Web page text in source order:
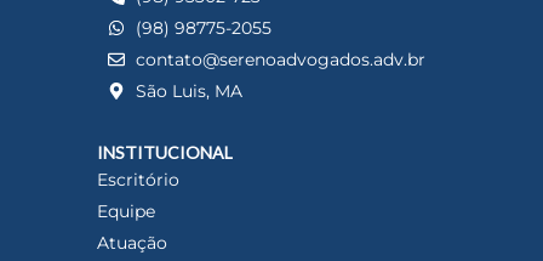
(98) 98775-2055
contato@serenoadvogados.adv.br
São Luis, MA
INSTITUCIONAL
Escritório
Equipe
Atuação